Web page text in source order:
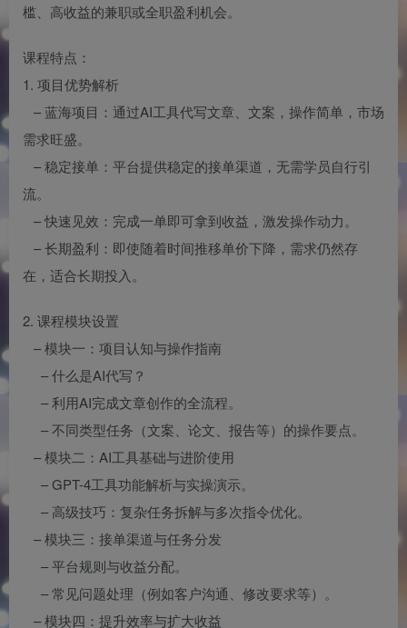
槛、高收益的兼职或全职盈利机会。
课程特点：
1. 项目优势解析
– 蓝海项目：通过AI工具代写文章、文案，操作简单，市场
需求旺盛。
– 稳定接单：平台提供稳定的接单渠道，无需学员自行引
流。
– 快速见效：完成一单即可拿到收益，激发操作动力。
– 长期盈利：即使随着时间推移单价下降，需求仍然存
在，适合长期投入。
2. 课程模块设置
– 模块一：项目认知与操作指南
– 什么是AI代写？
– 利用AI完成文章创作的全流程。
– 不同类型任务（文案、论文、报告等）的操作要点。
– 模块二：AI工具基础与进阶使用
– GPT-4工具功能解析与实操演示。
– 高级技巧：复杂任务拆解与多次指令优化。
– 模块三：接单渠道与任务分发
– 平台规则与收益分配。
– 常见问题处理（例如客户沟通、修改要求等）。
– 模块四：提升效率与扩大收益